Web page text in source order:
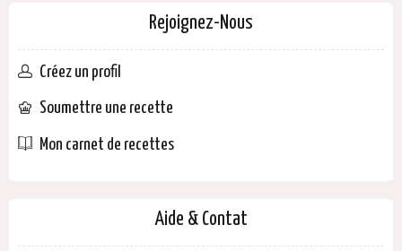
Rejoignez-Nous
Créez un profil
Soumettre une recette
Mon carnet de recettes
Aide & Contat